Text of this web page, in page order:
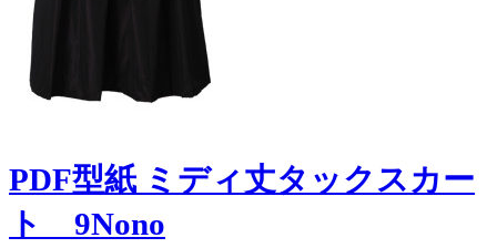
PDF型紙 ミディ丈タックスカー
ト 9Nono